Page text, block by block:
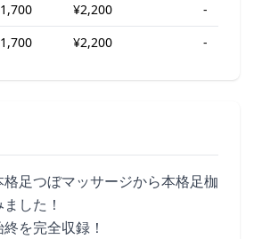
¥2,200
-
¥2,200 -
格足つぼマッサージから本格足枷
した！
を完全収録！